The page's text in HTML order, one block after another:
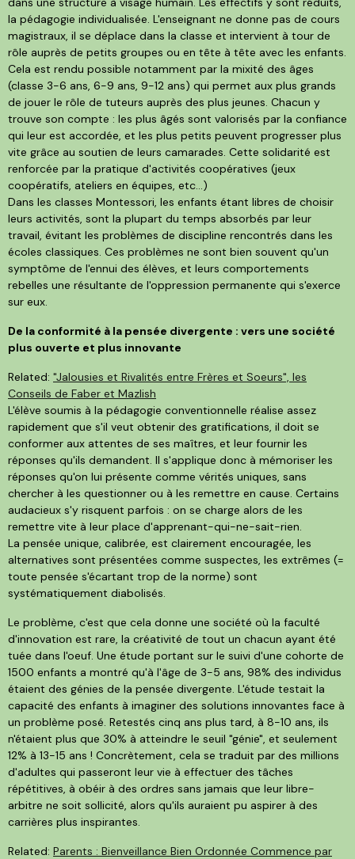
la pédagogie individualisée. L'enseignant ne donne pas de cours
magistraux, il se déplace dans la classe et intervient à tour de
rôle auprès de petits groupes ou en tête à tête avec les enfants.
Cela est rendu possible notamment par la mixité des âges
(classe 3-6 ans, 6-9 ans, 9-12 ans) qui permet aux plus grands
de jouer le rôle de tuteurs auprès des plus jeunes. Chacun y
trouve son compte : les plus âgés sont valorisés par la confiance
qui leur est accordée, et les plus petits peuvent progresser plus
vite grâce au soutien de leurs camarades. Cette solidarité est
renforcée par la pratique d'activités coopératives (jeux
coopératifs, ateliers en équipes, etc…)
Dans les classes Montessori, les enfants étant libres de choisir
leurs activités, sont la plupart du temps absorbés par leur
travail, évitant les problèmes de discipline rencontrés dans les
écoles classiques. Ces problèmes ne sont bien souvent qu'un
symptôme de l'ennui des élèves, et leurs comportements
rebelles une résultante de l'oppression permanente qui s'exerce
sur eux.
De la conformité à la pensée divergente : vers une société
plus ouverte et plus innovante
Related: "Jalousies et Rivalités entre Frères et Soeurs", les
Conseils de Faber et Mazlish
L'élève soumis à la pédagogie conventionnelle réalise assez
rapidement que s'il veut obtenir des gratifications, il doit se
conformer aux attentes de ses maîtres, et leur fournir les
réponses qu'ils demandent. Il s'applique donc à mémoriser les
réponses qu'on lui présente comme vérités uniques, sans
chercher à les questionner ou à les remettre en cause. Certains
audacieux s'y risquent parfois : on se charge alors de les
remettre vite à leur place d'apprenant-qui-ne-sait-rien.
La pensée unique, calibrée, est clairement encouragée, les
alternatives sont présentées comme suspectes, les extrêmes (=
toute pensée s'écartant trop de la norme) sont
systématiquement diabolisés.
Le problème, c'est que cela donne une société où la faculté
d'innovation est rare, la créativité de tout un chacun ayant été
tuée dans l'oeuf. Une étude portant sur le suivi d'une cohorte de
1500 enfants a montré qu'à l'âge de 3-5 ans, 98% des individus
étaient des génies de la pensée divergente. L'étude testait la
capacité des enfants à imaginer des solutions innovantes face à
un problème posé. Retestés cinq ans plus tard, à 8-10 ans, ils
n'étaient plus que 30% à atteindre le seuil "génie", et seulement
12% à 13-15 ans ! Concrètement, cela se traduit par des millions
d'adultes qui passeront leur vie à effectuer des tâches
répétitives, à obéir à des ordres sans jamais que leur libre-
arbitre ne soit sollicité, alors qu'ils auraient pu aspirer à des
carrières plus inspirantes.
Related: Parents : Bienveillance Bien Ordonnée Commence par